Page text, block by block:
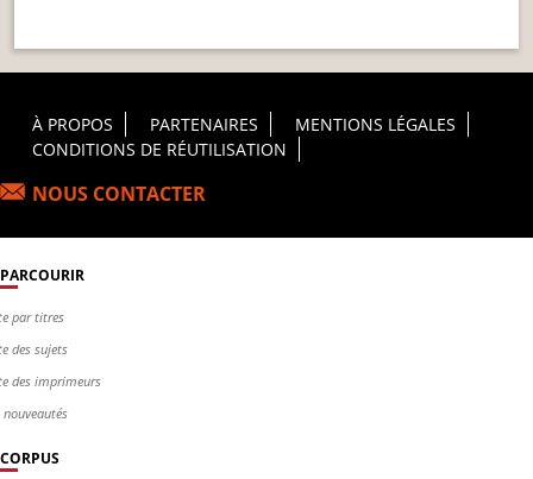
Footer Principal
À PROPOS PARTENAIRES
MENTIONS LÉGALES
CONDITIONS DE RÉUTILISATION
NOUS CONTACTER
PARCOURIR
par titres
des sujets
des imprimeurs
nouveautés
CORPUS